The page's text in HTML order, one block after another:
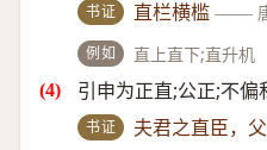
书证 直栏横槛 ——
例如 直上直下;直升机
引申为正直;公正;不偏
书证 夫君之直臣，